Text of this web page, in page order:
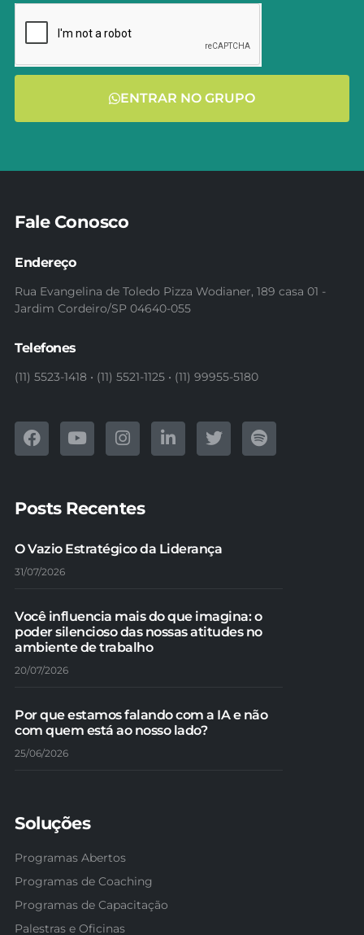
ENTRAR NO GRUPO
Fale Conosco
Endereço
Rua Evangelina de Toledo Pizza Wodianer, 189 casa 01 -
Jardim Cordeiro/SP 04640-055
Telefones
(11) 5523-1418 • (11) 5521-1125 • (11) 99955-5180
Posts Recentes
O Vazio Estratégico da Liderança
31/07/2026
Você influencia mais do que imagina: o
poder silencioso das nossas atitudes no
ambiente de trabalho
20/07/2026
Por que estamos falando com a IA e não
com quem está ao nosso lado?
25/06/2026
Soluções
Programas Abertos
Programas de Coaching
Programas de Capacitação
Palestras e Oficinas